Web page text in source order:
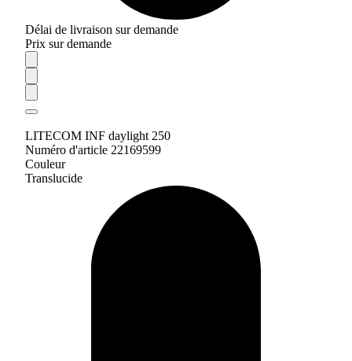
Délai de livraison sur demande
Prix sur demande
LITECOM INF daylight 250
Numéro d'article 22169599
Couleur
Translucide